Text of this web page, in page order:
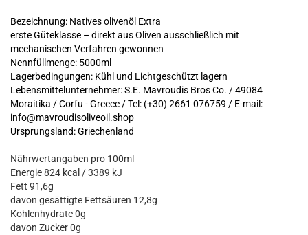
Bezeichnung: Natives olivenöl Extra
erste Güteklasse – direkt aus Oliven ausschließlich mit
mechanischen Verfahren gewonnen
Nennfüllmenge: 5000ml
Lagerbedingungen: Kühl und Lichtgeschützt lagern
Lebensmittelunternehmer: S.E. Mavroudis Bros Co. / 49084
Moraitika / Corfu - Greece / Tel: (+30) 2661 076759 / E-mail:
info@mavroudisoliveoil.shop
Ursprungsland: Griechenland
Nährwertangaben pro 100ml
Energie 824 kcal / 3389 kJ
Fett 91,6g
davon gesättigte Fettsäuren 12,8g
Kohlenhydrate 0g
davon Zucker 0g